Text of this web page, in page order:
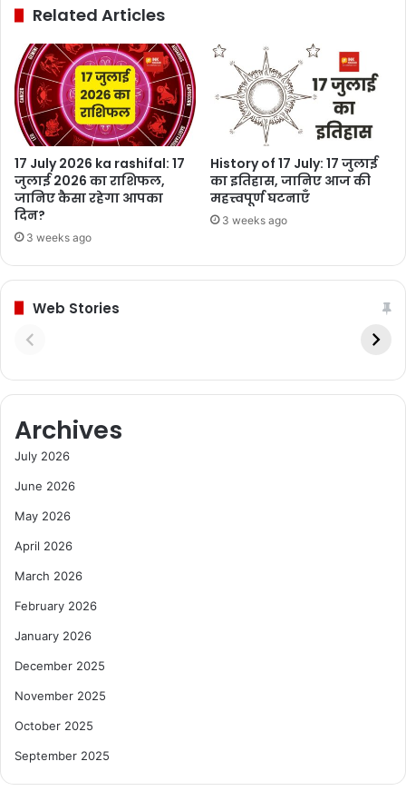
Related Articles
17 July 2026 ka rashifal: 17
जुलाई 2026 का राशिफल,
जानिए कैसा रहेगा आपका
दिन?
3 weeks ago
History of 17 July: 17 जुलाई
का इतिहास, जानिए आज की
महत्त्वपूर्ण घटनाएँ
3 weeks ago
Web Stories
Archives
July 2026
June 2026
May 2026
April 2026
March 2026
February 2026
January 2026
December 2025
November 2025
October 2025
September 2025